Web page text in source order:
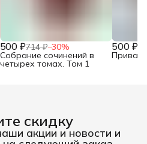
500 ₽714 ₽−30%
Собрание сочинений в
четырех томах. Том 1
500 ₽
скидку
акции и новости и